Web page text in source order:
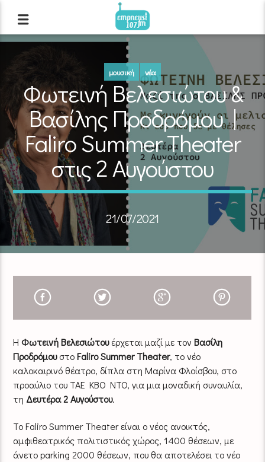
μουσική νέα
Φωτεινή Βελεσιώτου &
Βασίλης Προδρόμου |
Faliro Summer Theater
στις 2 Αυγούστου
21/07/2021
Η Φωτεινή Βελεσιώτουέρχεται μαζί με τονΒασίλη
ΠροδρόμουστοFaliro Summer Theater, το νέο
καλοκαιρινό θέατρο, δίπλα στη Μαρίνα Φλοίσβου, στο
προαύλιο του TAE KBO NTO, για μια μοναδική συναυλία,
τη Δευτέρα 2 Αυγούστου.
Το Faliro Summer Theater είναι ο νέος ανοικτός,
αμφιθεατρικός πολιτιστικός χώρος, 1400 θέσεων, με
άνετο parking 2000 θέσεων, που θα αποτελέσει το νέο